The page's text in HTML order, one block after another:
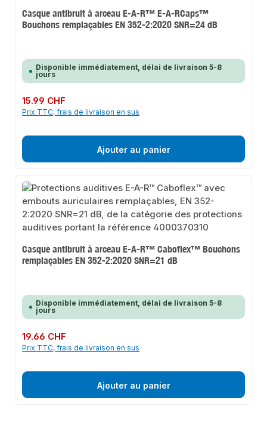
Casque antibruit à arceau E-A-R™ E-A-RCaps™
Bouchons remplaçables EN 352-2:2020 SNR=24 dB
Disponible immédiatement, délai de livraison 5-8
jours
Prix régulier :
15.99 CHF
Prix TTC, frais de livraison en sus
Ajouter au panier
Casque antibruit à arceau E-A-R™ Caboflex™ Bouchons
remplaçables EN 352-2:2020 SNR=21 dB
Disponible immédiatement, délai de livraison 5-8
jours
Prix régulier :
19.66 CHF
Prix TTC, frais de livraison en sus
Ajouter au panier